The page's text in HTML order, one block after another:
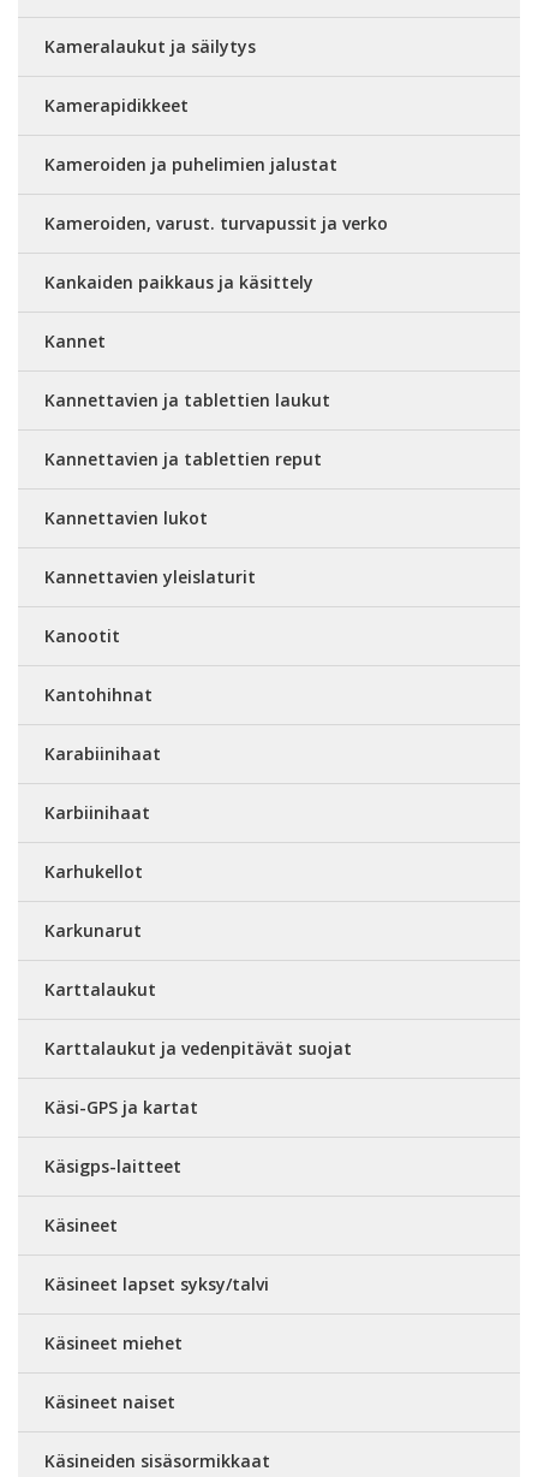
Kameralaukut ja säilytys
Kamerapidikkeet
Kameroiden ja puhelimien jalustat
Kameroiden, varust. turvapussit ja verko
Kankaiden paikkaus ja käsittely
Kannet
Kannettavien ja tablettien laukut
Kannettavien ja tablettien reput
Kannettavien lukot
Kannettavien yleislaturit
Kanootit
Kantohihnat
Karabiinihaat
Karbiinihaat
Karhukellot
Karkunarut
Karttalaukut
Karttalaukut ja vedenpitävät suojat
Käsi-GPS ja kartat
Käsigps-laitteet
Käsineet
Käsineet lapset syksy/talvi
Käsineet miehet
Käsineet naiset
Käsineiden sisäsormikkaat